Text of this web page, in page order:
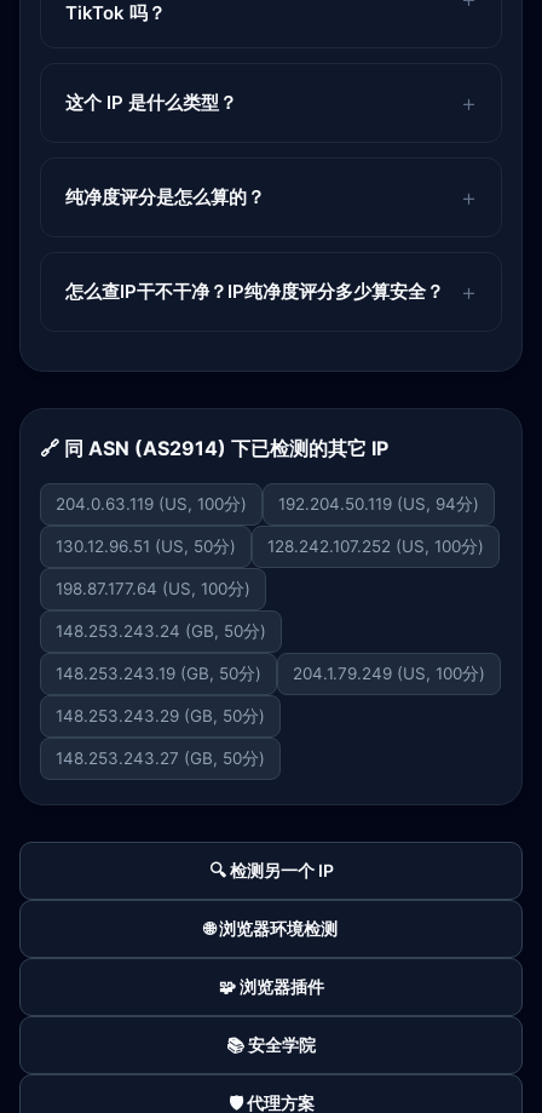
TikTok 吗？
这个 IP 是什么类型？
纯净度评分是怎么算的？
怎么查IP干不干净？IP纯净度评分多少算安全？
🔗 同 ASN (AS2914) 下已检测的其它 IP
204.0.63.119 (US, 100分) 192.204.50.119 (US, 94分)
130.12.96.51 (US, 50分) 128.242.107.252 (US, 100分)
198.87.177.64 (US, 100分)
148.253.243.24 (GB, 50分)
148.253.243.19 (GB, 50分) 204.1.79.249 (US, 100分)
148.253.243.29 (GB, 50分)
148.253.243.27 (GB, 50分)
🔍 检测另一个 IP
🌐 浏览器环境检测
🧩 浏览器插件
📚 安全学院
🛡️ 代理方案